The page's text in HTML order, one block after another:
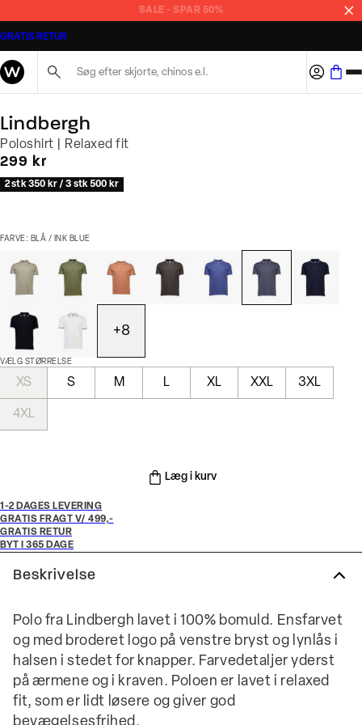
SALE - SPAR 50%
GRATIS RETUR
Lindbergh
Poloshirt | Relaxed fit
I alt (inkl. rabat)
299 kr
2 stk 350 kr / 3 stk 500 kr
FARVE: BLÅ / INK BLUE
+8
VÆLG STØRRELSE
XS S M L XL XXL 3XL
4XL
Læg i kurv
1-2 DAGES LEVERING
GRATIS FRAGT V/ 499,-
GRATIS RETUR
BYT I 365 DAGE
Beskrivelse
Polo fra Lindbergh lavet i 100% bomuld. Ensfarvet
og med broderet logo på venstre bryst og lynlås i
halsen i stedet for knapper. Farvedetaljer yderst
på ærmene og i kraven. Poloen er lavet i relaxed
fit, som er lidt løsere og giver god